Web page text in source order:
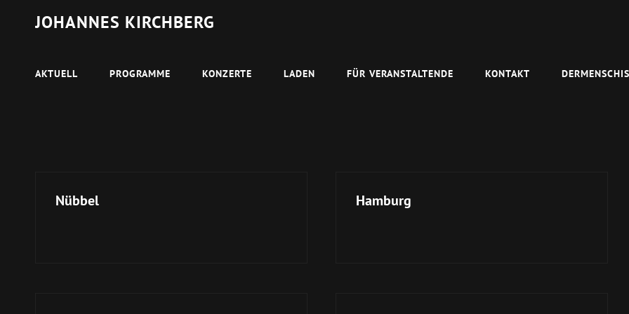
JOHANNES KIRCHBERG
AKTUELL PROGRAMME KONZERTE LADEN FÜR VERANSTALTENDE KONTAKT
Nübbel Hamburg